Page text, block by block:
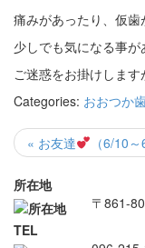
痛みがあったり、仮
少しでも気になる事が
ご迷惑をお掛けします
Categories: おおつか
« お友達 （6/10～
所在地
〒861-
TEL